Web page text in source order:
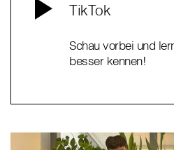
TikTok
Schau vorbei und
besser kennen!